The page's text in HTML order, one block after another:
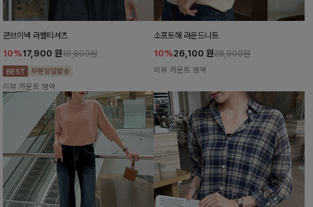
콘브이넥 라벨티셔츠
10%17,900 원19,800원
리뷰 카운트 영역
소프트해 라운드니트
10%26,100 원28,900원
리뷰 카운트 영역